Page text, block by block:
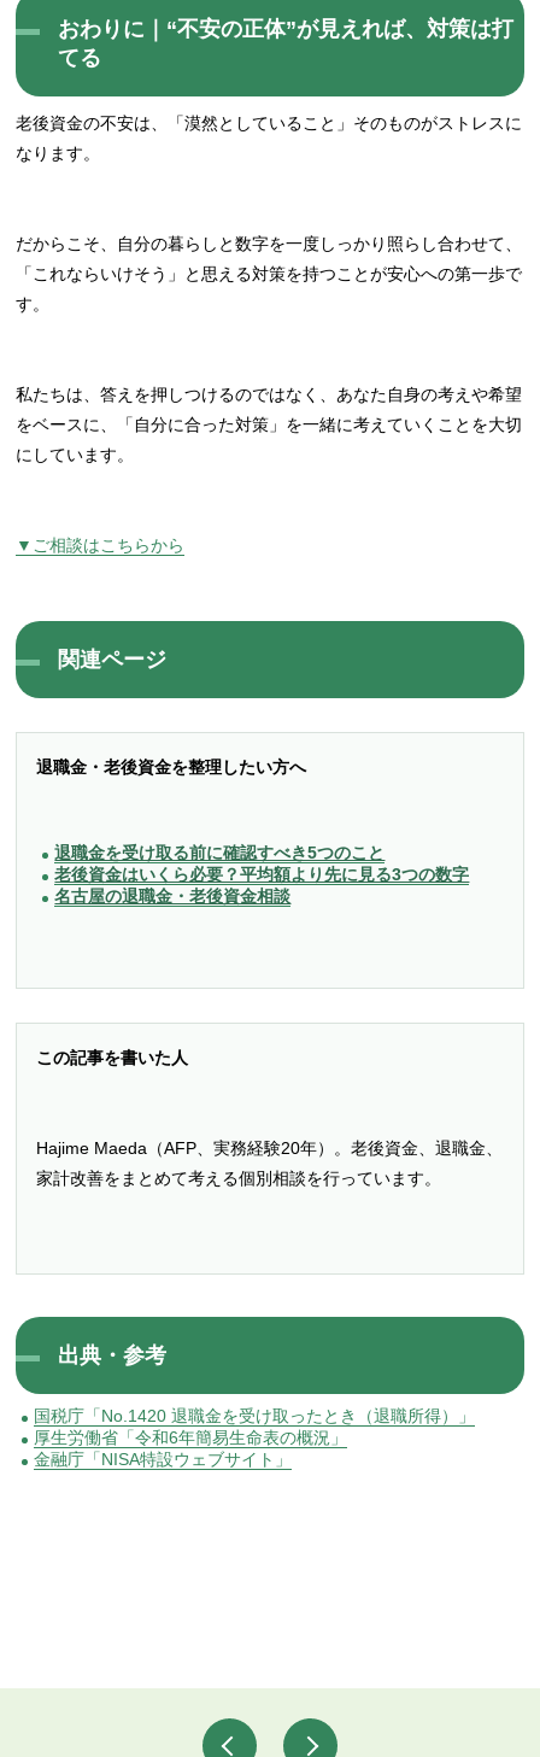
おわりに｜“不安の正体”が見えれば、対策は打
てる
老後資金の不安は、「漠然としていること」そのものがストレスに
なります。
だからこそ、自分の暮らしと数字を一度しっかり照らし合わせて、
「これならいけそう」と思える対策を持つことが安心への第一歩で
す。
私たちは、答えを押しつけるのではなく、あなた自身の考えや希望
をベースに、「自分に合った対策」を一緒に考えていくことを大切
にしています。
▼ご相談はこちらから
関連ページ
退職金・老後資金を整理したい方へ
退職金を受け取る前に確認すべき5つのこと
老後資金はいくら必要？平均額より先に見る3つの数字
名古屋の退職金・老後資金相談
この記事を書いた人
Hajime Maeda（AFP、実務経験20年）。老後資金、退職金、
家計改善をまとめて考える個別相談を行っています。
出典・参考
国税庁「No.1420 退職金を受け取ったとき（退職所得）」
厚生労働省「令和6年簡易生命表の概況」
金融庁「NISA特設ウェブサイト」